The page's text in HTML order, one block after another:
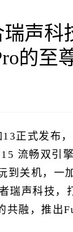
声科
的至
正式发布
流畅双引
到关机，一
瑞声科技，
融，推出